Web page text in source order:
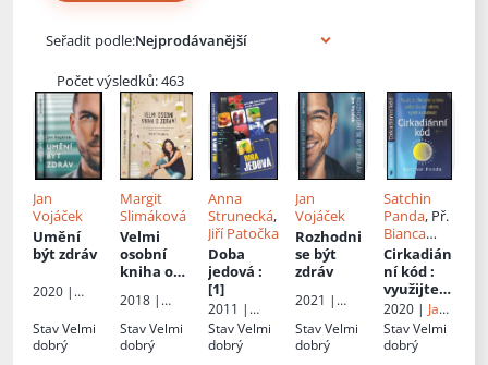
Seřadit podle:
Počet výsledků: 463
Jan
Vojáček
Umění
být zdráv
2020 |
StavVelmi
dobrý
Margit
Slimáková
Velmi
osobní
kniha o
2018 |
StavVelmi
dobrý
Anna
Strunecká,
Jiří Patočka
Doba
jedová :
[1]
2011 |
Triton
StavVelmi
dobrý
Jan
Vojáček
Rozhodni
se být
zdráv
2021 |
StavVelmi
dobrý
Satchin
Panda, Př.
Bianca
Bellová
Cirkadián
ní kód:
využijte
přirozený
rytmus
svého
těla pro
2020 | Jan
Melvil
Publishing
StavVelmi
dobrý